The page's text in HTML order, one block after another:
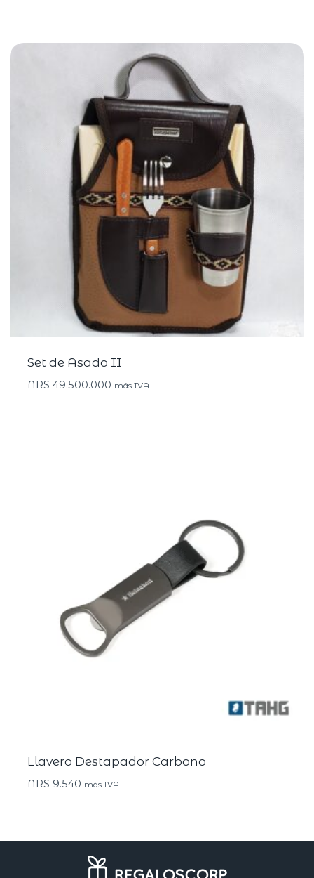
Set de Asado II
ARS 49.500.000 más IVA
Llavero Destapador Carbono
ARS 9.540 más IVA